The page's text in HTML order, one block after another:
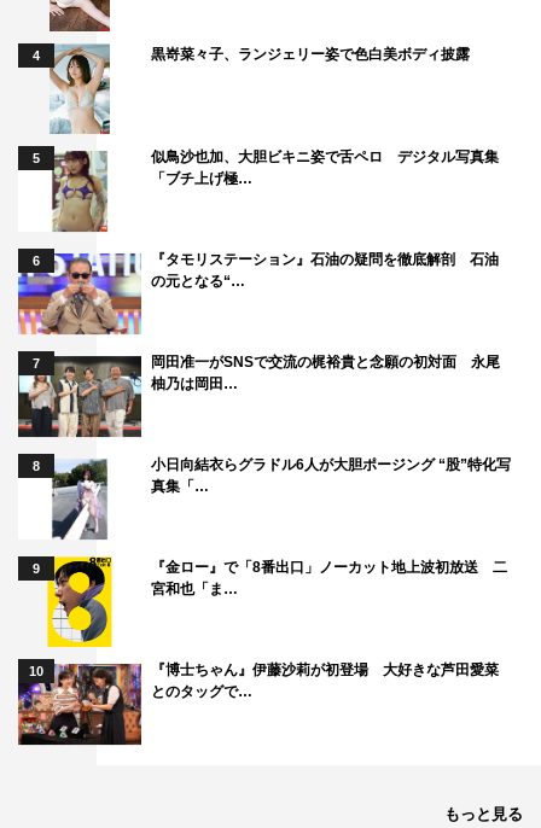
「家では全裸。服は着ない」と言う大家は、フードデリバ
リーも全裸で受け取ると明かしてスタジオ騒然となる。
また、元日のみの『上田と女＆夜ふかし』開運祈願おみく
じルーレットが、日テレ公式Xで特別展開される。
ビ
番組情報
『上田と女が吠える夜 笑う女には福来る！新春3時間
SP』
4 黒嵜菜々子、ランジェリー姿で色白美ボディ披露
5
似鳥沙也加、大胆ビキニ姿で舌ペロ デジタル写真集
「ブチ上げ極…
6
『タモリステーション』石油の疑問を徹底解剖 石油
の元となる“…
7
岡田准一がSNSで交流の梶裕貴と念願の初対面 永尾
柚乃は岡田…
8
小日向結衣らグラドル6人が大胆ポージング “股”特化写
真集「…
9
『金ロー』で「8番出口」ノーカット地上波初放送 二
宮和也「ま…
10
『博士ちゃん』伊藤沙莉が初登場 大好きな芦田愛菜
とのタッグで…
もっと見る